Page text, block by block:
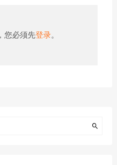
您必须先登录。